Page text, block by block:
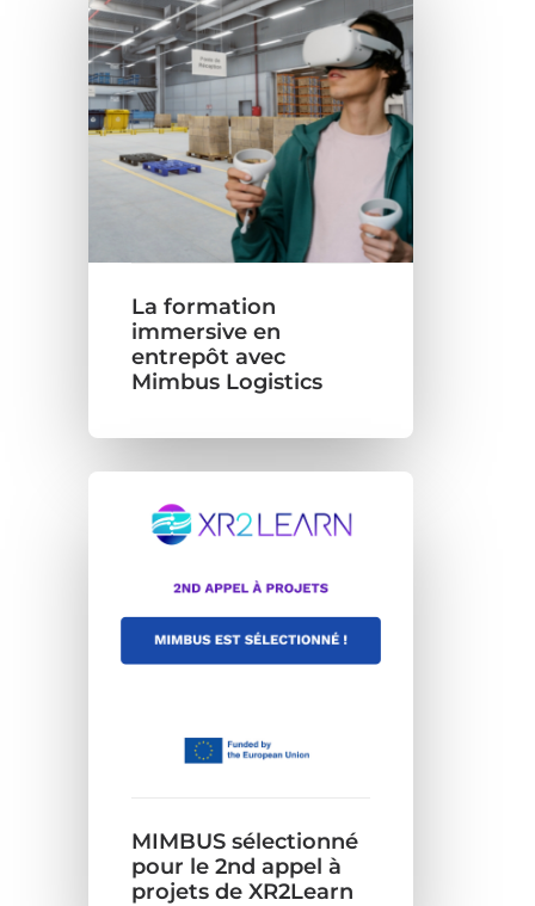
La formation
immersive en
entrepôt avec
Mimbus Logistics
MIMBUS sélectionné
pour le 2nd appel à
projets de XR2Learn